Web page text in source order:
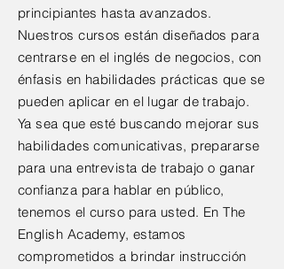
principiantes hasta avanzados.
Nuestros cursos están diseñados para
centrarse en el inglés de negocios, con
énfasis en habilidades prácticas que se
pueden aplicar en el lugar de trabajo.
Ya sea que esté buscando mejorar sus
habilidades comunicativas, prepararse
para una entrevista de trabajo o ganar
confianza para hablar en público,
tenemos el curso para usted. En The
English Academy, estamos
comprometidos a brindar instrucción